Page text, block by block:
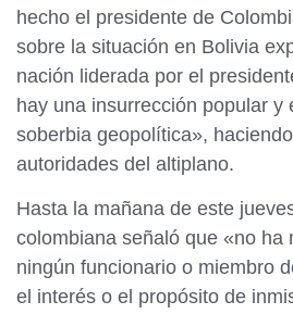
hecho el presidente de
sobre la situación en Bolivia
nación liderada por el
hay una insurrección popular y
soberbia geopolítica»,
autoridades del altiplano.
Hasta la mañana de este
colombiana señaló que «no ha
ningún funcionario o miembro
el interés o el propósito de